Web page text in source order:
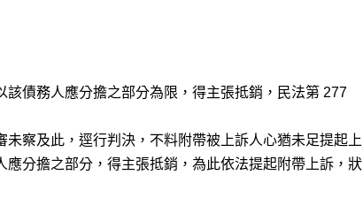
債務人應分擔之部分為限，得主張抵銷，民法第 277
察及此，逕行判決，不料附帶被上訴人心猶未足提起上
分擔之部分，得主張抵銷，為此依法提起附帶上訴，狀